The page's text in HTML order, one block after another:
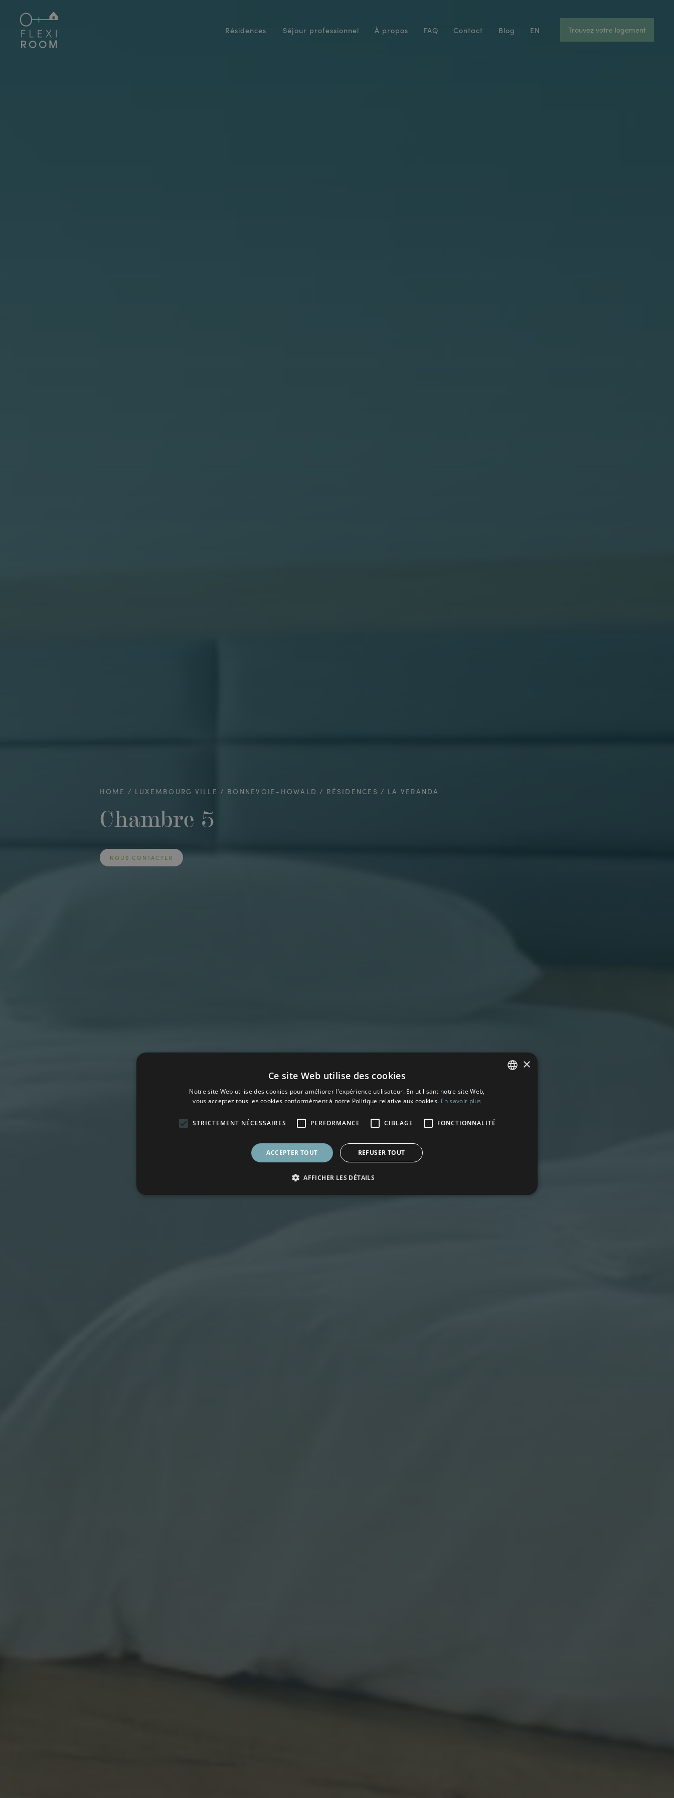
Résidences Séjour professionnel À propos FAQ Contact Blog EN Trouvez votre logement
HOME LUXEMBOURG VILLE BONNEVOIE-HOWALD RÉSIDENCES LA VERANDA
Chambre 5
NOUS CONTACTER
×
Ce site Web utilise des cookies
Notre site Web utilise des cookies pour améliorer l'expérience utilisateur. En utilisant notre site Web,
vous acceptez tous les cookies conformément à notre Politique relative aux cookies. En savoir plus
STRICTEMENT NÉCESSAIRES PERFORMANCE CIBLAGE FONCTIONNALITÉ
ACCEPTER TOUT REFUSER TOUT
AFFICHER LES DÉTAILS